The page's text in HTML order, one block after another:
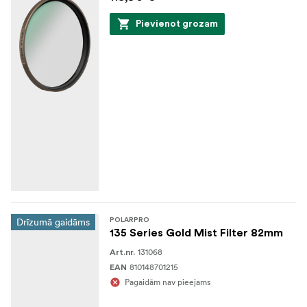
Pievienot grozam
Drīzumā gaidāms POLARPRO
135 Series Gold Mist Filter 82mm
Art.nr. 131068
EAN 810148701215
Pagaidām nav pieejams